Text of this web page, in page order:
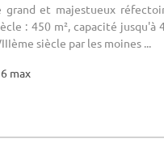
grand et majestueux
: 450 m², capacité jusqu'à
siècle par les moines ...
max